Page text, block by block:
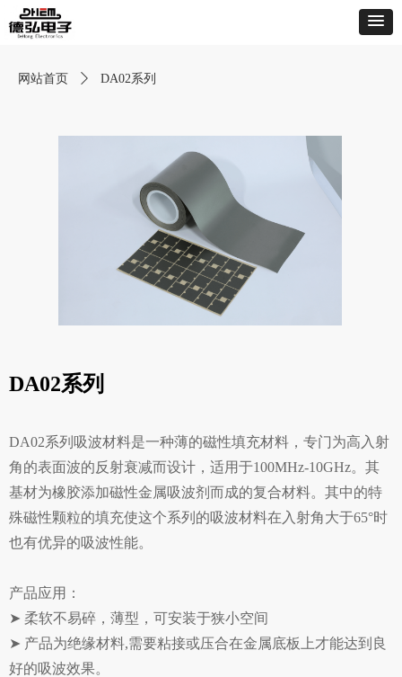
DA02系列
DA02系列吸波材料是一种薄的磁性填充材料，专门为高入射
角的表面波的反射衰减而设计，适用于100MHz-10GHz。其
基材为橡胶添加磁性金属吸波剂而成的复合材料。其中的特
殊磁性颗粒的填充使这个系列的吸波材料在入射角大于65°时
也有优异的吸波性能。
产品应用：
➤ 柔软不易碎，薄型，可安装于狭小空间
➤ 产品为绝缘材料,需要粘接或压合在金属底板上才能达到良
好的吸波效果。
网站首页 ꄲ DA02系列